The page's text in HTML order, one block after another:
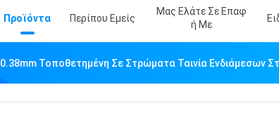
Προϊόντα Περίπου Εμείς
Μας Ελάτε Σε Επαφ
Ή Με
0.38mm Τοποθετημένη Σε Στρώματα Ταινία Ενδιάμεσων